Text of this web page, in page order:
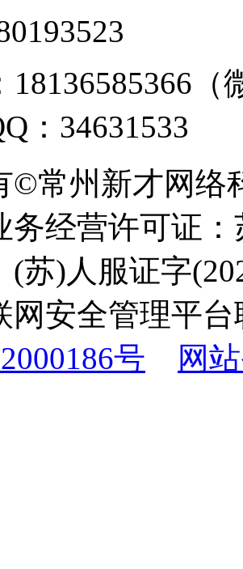
18136585366（
：34631533
©常州新才网络
务经营许可证
(苏)人服证字
网安全管理平
号
网